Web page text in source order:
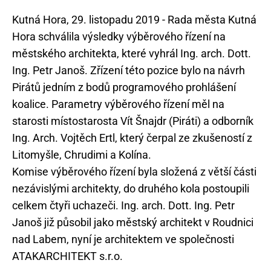
Kutná Hora, 29. listopadu 2019 - Rada města Kutná
Hora schválila výsledky výběrového řízení na
městského architekta, které vyhrál Ing. arch. Dott.
Ing. Petr Janoš. Zřízení této pozice bylo na návrh
Pirátů jedním z bodů programového prohlášení
koalice. Parametry výběrového řízení měl na
starosti místostarosta Vít Šnajdr (Piráti) a odborník
Ing. Arch. Vojtěch Ertl, který čerpal ze zkušeností z
Litomyšle, Chrudimi a Kolína.
Komise výběrového řízení byla složená z větší části
nezávislými architekty, do druhého kola postoupili
celkem čtyři uchazeči. Ing. arch. Dott. Ing. Petr
Janoš již působil jako městský architekt v Roudnici
nad Labem, nyní je architektem ve společnosti
ATAKARCHITEKT s.r.o.